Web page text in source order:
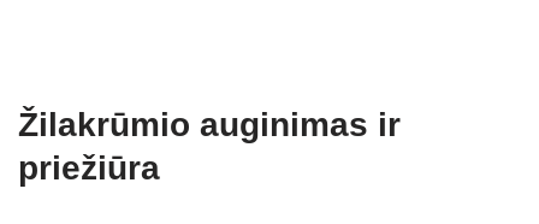
Žilakrūmio auginimas ir
priežiūra